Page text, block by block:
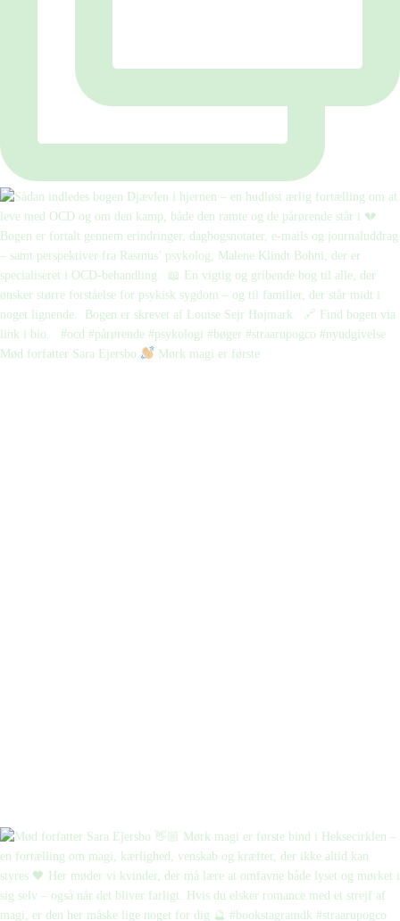
Mød forfatter Sara Ejersbo Mørk magi er første